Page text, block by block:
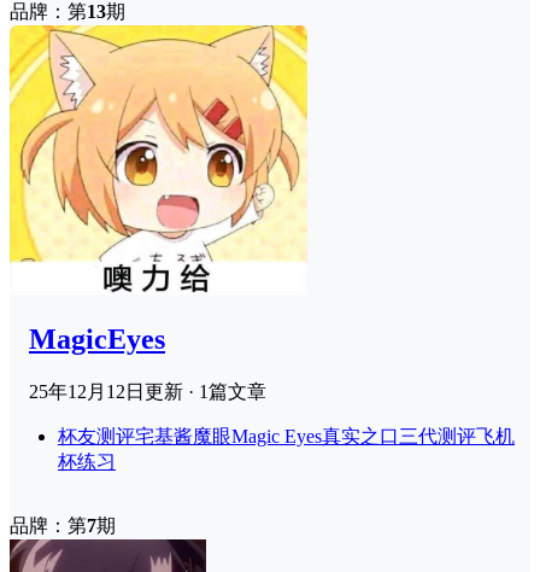
品牌：第13期
MagicEyes
25年12月12日 更新 · 1篇文章
杯友测评宅基酱魔眼Magic Eyes真实之口三代测评飞机
杯练习
品牌：第7期